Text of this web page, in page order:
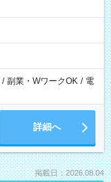
/ 副業・WワークOK / 電
詳細へ
掲載日：2026.08.04